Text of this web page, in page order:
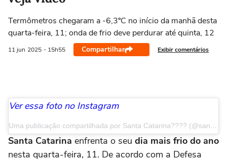
Termômetros chegaram a -6,3ºC no início da manhã desta
quarta-feira, 11; onda de frio deve perdurar até quinta, 12
11 jun 2025 - 15h55 Compartilhar Exibir comentários
Ver essa foto no Instagram
Uma publicação compartilhada por Santa Catarina???? (@santacatarinaemfotosbr)
Santa Catarina enfrenta o seu dia mais frio do ano
nesta quarta-feira, 11. De acordo com a Defesa